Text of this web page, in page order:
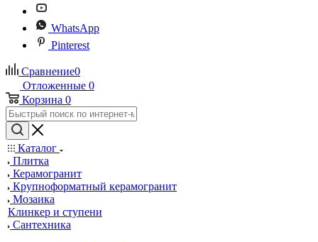
WhatsApp
Pinterest
Сравнение0
Отложенные 0
Корзина 0
Каталог
Плитка
Керамогранит
Крупноформатный керамогранит
Мозаика
Клинкер и ступени
Сантехника